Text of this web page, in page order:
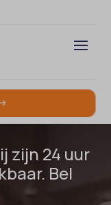
zijn 24 uur
Bel